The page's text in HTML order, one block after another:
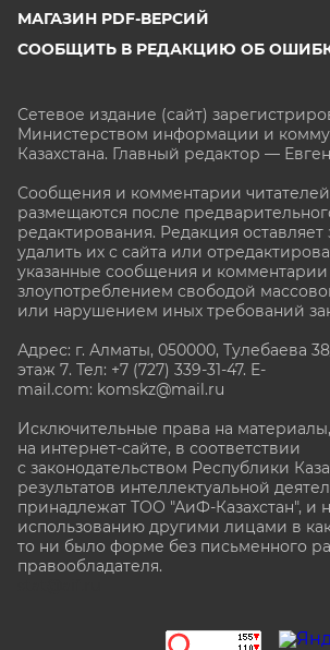
МАГАЗИН PDF-ВЕРСИЙ
СООБЩИТЬ В РЕДАКЦИЮ ОБ
Сетевое издание (сайт)
Министерством информации и
Казахстана. Главный редактор —
Сообщения и комментарии читателей
размещаются после
редактирования. Редакция оставляет
удалить их с сайта или
указанные сообщения и комментарии
злоупотреблением свободой
или нарушением иных требований
Адрес: г. Алматы, 050000, Тулебаева
этаж 7. Тел: +7 (727) 339-31-47. E-
mail.com: komskz@mail.ru
Исключительные права на
на интернет-сайте, в соответствии
с законодательством Республики
результатов интеллектуальной
принадлежат ТОО "АиФ-Казахстан", и
использованию другими лицами в
то ни было форме без письменного
правообладателя.